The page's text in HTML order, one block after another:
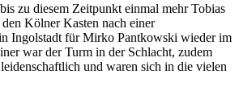
zu diesem Zeitpunkt einmal mehr Tobias
Kölner Kasten nach einer
Ingolstadt für Mirko Pantkowski wieder im
war der Turm in der Schlacht, zudem
und waren sich in die vielen